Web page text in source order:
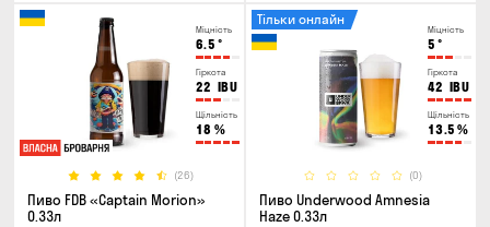
Міцність
6.5 °
Гіркота
22 IBU
Щільність
18 %
(26)
Пиво FDB «Captain Morion»
0.33л
Міцність
5 °
Гіркота
42 IBU
Щільність
13.5 %
(0)
Тільки онлайн
Пиво Underwood Amnesia
Haze 0.33л